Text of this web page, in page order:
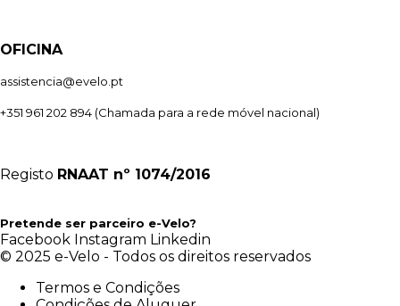
OFICINA
assistencia@evelo.pt
+351 961 202 894 (Chamada para a rede móvel nacional)
Registo RNAAT nº 1074/2016
Pretende ser parceiro e-Velo?
Facebook Instagram Linkedin
© 2025 e-Velo - Todos os direitos reservados
Termos e Condições